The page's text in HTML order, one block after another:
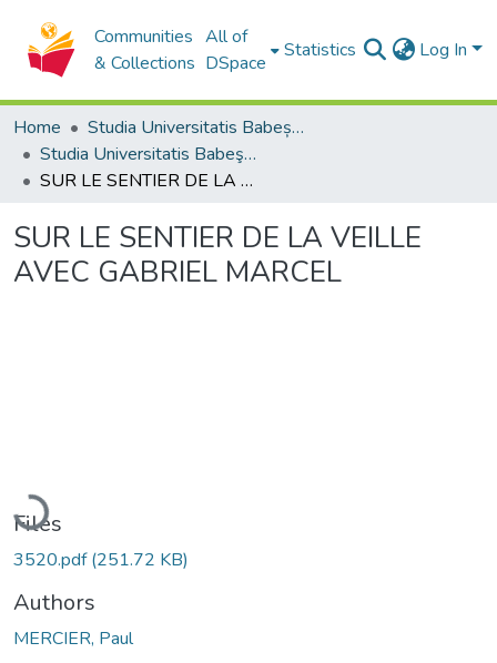
Communities
& Collections
All of
DSpace
Statistics Log In
Home
Studia Universitatis Babeș-Bolyai Collection
Studia Universitatis Babeş-Bolyai Theologia Catholica
SUR LE SENTIER DE LA VEILLE AVEC GABRIEL MARCEL
SUR LE SENTIER DE LA VEILLE
AVEC GABRIEL MARCEL
Loading...
Files
3520.pdf(251.72 KB)
Authors
MERCIER, Paul